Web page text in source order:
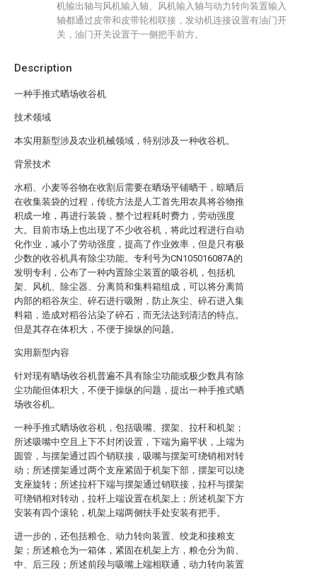
Description
一种手推式晒场收谷机
技术领域
本实用新型涉及农业机械领域，特别涉及一种收谷机。
背景技术
水稻、小麦等谷物在收割后需要在晒场平铺晒干，晾晒后
在收集装袋的过程，传统方法是人工首先用农具将谷物推
积成一堆，再进行装袋，整个过程耗时费力，劳动强度
大。目前市场上也出现了不少收谷机，将此过程进行自动
化作业，减小了劳动强度，提高了作业效率，但是只有极
少数的收谷机具有除尘功能。专利号为CN105016087A的
发明专利，公布了一种内置除尘装置的吸谷机，包括机
架、风机、除尘器、分离筒和集料箱组成，可以将分离筒
内部的稻谷灰尘、碎石进行吸附，防止灰尘、碎石进入集
料箱，造成对稻谷沾染了碎石，而无法达到清洁的特点。
但是其存在体积大，不便于操纵的问题。
实用新型内容
针对现有晒场收谷机普遍不具有除尘功能或极少数具有除
尘功能但体积大，不便于操纵的问题，提出一种手推式晒
场收谷机。
一种手推式晒场收谷机，包括吸嘴、摆架、拉杆和机架；
所述吸嘴中空且上下不封闭设置，下端为扁平状，上端为
圆管，与摆架通过四个销联接，吸嘴与摆架可绕销相对转
动；所述摆架通过两个支座紧固于机架下部，摆架可以绕
支座旋转；所述拉杆下端与摆架通过销联接，拉杆与摆架
可绕销相对转动，拉杆上端设置在机架上；所述机架下方
安装有四个滚轮，机架上端两侧扶手处安装有把手。
进一步的，还包括粮仓、动力转向装置、绞龙和接粮支
架；所述粮仓为一箱体，紧固在机架上方，粮仓分为前、
中、后三段；所述前段与吸嘴上端相联通，动力转向装置
机输出轴与风机输入轴、风机输入轴与动力转向装置输入
轴都通过皮带和皮带轮相联接，发动机连接设置有油门开
关，油门开关设置于一侧把手前方。